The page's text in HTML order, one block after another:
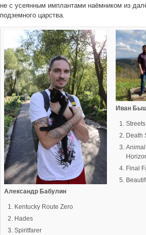
не с усеянным имплантами наёмником из
подземного царства.
Александр Бабулин
Kentucky Route Zero
Hades
Spiritfarer
Иван
Death
Final